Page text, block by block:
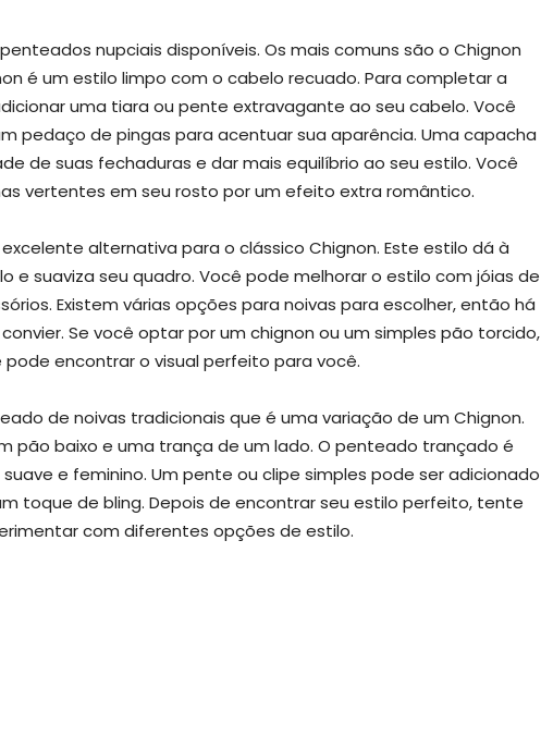
nupciais disponíveis. Os mais comuns são o Chignon
é um estilo limpo com o cabelo recuado. Para completar a
uma tiara ou pente extravagante ao seu cabelo. Você
pedaço de pingas para acentuar sua aparência. Uma capacha
de suas fechaduras e dar mais equilíbrio ao seu estilo. Você
vertentes em seu rosto por um efeito extra romântico.
alternativa para o clássico Chignon. Este estilo dá à
e suaviza seu quadro. Você pode melhorar o estilo com jóias de
Existem várias opções para noivas para escolher, então há
Se você optar por um chignon ou um simples pão torcido,
pode encontrar o visual perfeito para você.
de noivas tradicionais que é uma variação de um Chignon.
pão baixo e uma trança de um lado. O penteado trançado é
e feminino. Um pente ou clipe simples pode ser adicionado
toque de bling. Depois de encontrar seu estilo perfeito, tente
com diferentes opções de estilo.